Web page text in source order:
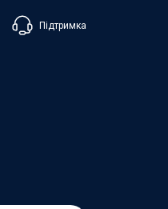
Підтримка